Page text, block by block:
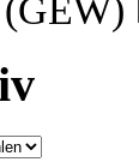
(GEW)